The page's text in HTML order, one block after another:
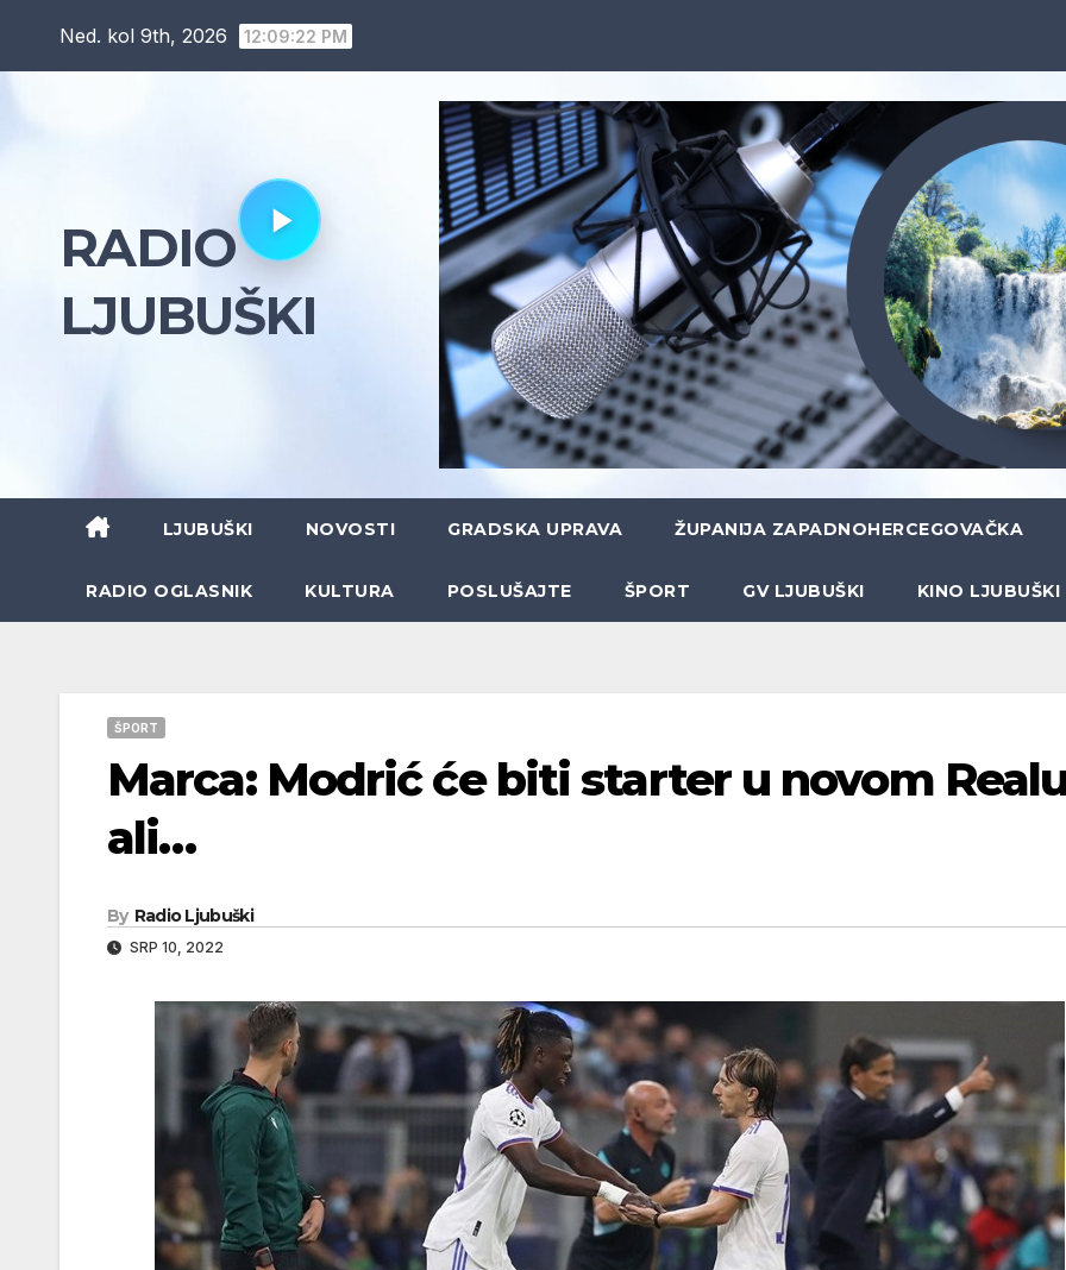
Ned. kol 9th, 2026 12:09:23 PM
RADIO
LJUBUŠKI
LJUBUŠKI NOVOSTI GRADSKA UPRAVA ŽUPANIJA ZAPADNOHERCEGOVAČKA
RADIO OGLASNIK KULTURA POSLUŠAJTE ŠPORT GV LJUBUŠKI KINO LJUBUŠKI
ŠPORT
Marca: Modrić će biti starter u novom
ali…
By Radio Ljubuški
SRP 10, 2022